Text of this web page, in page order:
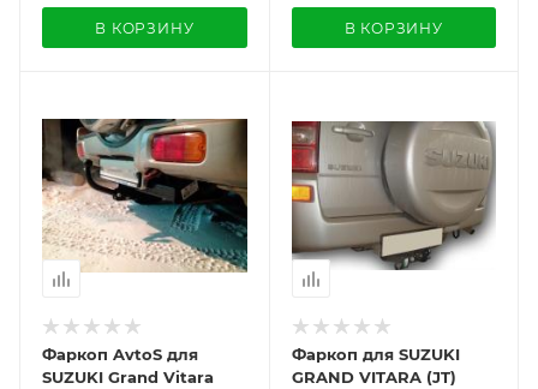
В КОРЗИНУ В КОРЗИНУ
Фаркоп AvtoS для
SUZUKI Grand Vitara
Фаркоп для SUZUKI
GRAND VITARA (JT)